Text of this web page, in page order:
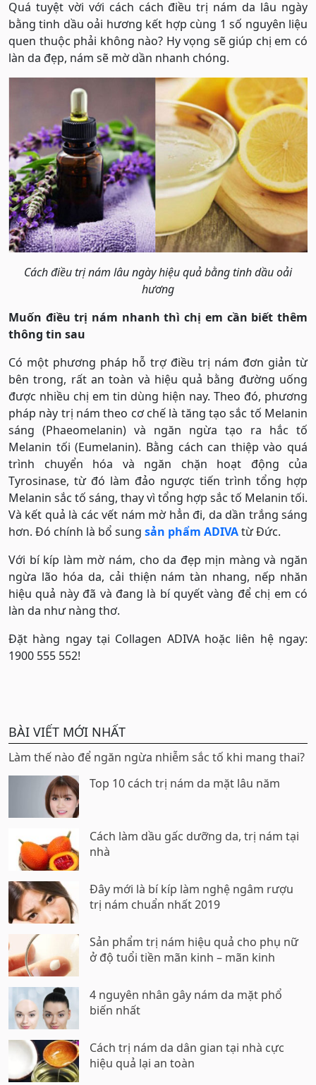
Quá tuyệt vời với cách cách điều trị nám da lâu ngày
bằng tinh dầu oải hương kết hợp cùng 1 số nguyên liệu
quen thuộc phải không nào? Hy vọng sẽ giúp chị em có
làn da đẹp, nám sẽ mờ dần nhanh chóng.
Cách điều trị nám lâu ngày hiệu quả bằng tinh dầu oải
hương
Muốn điều trị nám nhanh thì chị em cần biết thêm
thông tin sau
Có một phương pháp hỗ trợ điều trị nám đơn giản từ
bên trong, rất an toàn và hiệu quả bằng đường uống
được nhiều chị em tin dùng hiện nay. Theo đó, phương
pháp này trị nám theo cơ chế là tăng tạo sắc tố Melanin
sáng (Phaeomelanin) và ngăn ngừa tạo ra hắc tố
Melanin tối (Eumelanin). Bằng cách can thiệp vào quá
trình chuyển hóa và ngăn chặn hoạt động của
Tyrosinase, từ đó làm đảo ngược tiến trình tổng hợp
Melanin sắc tố sáng, thay vì tổng hợp sắc tố Melanin tối.
Và kết quả là các vết nám mờ hẳn đi, da dần trắng sáng
hơn. Đó chính là bổ sung sản phẩm ADIVAtừ Đức.
Với bí kíp làm mờ nám, cho da đẹp mịn màng và ngăn
ngừa lão hóa da, cải thiện nám tàn nhang, nếp nhăn
hiệu quả này đã và đang là bí quyết vàng để chị em có
làn da như nàng thơ.
Đặt hàng ngay tại Collagen ADIVA hoặc liên hệ ngay:
1900 555 552!
BÀI VIẾT MỚI NHẤT
Làm thế nào để ngăn ngừa nhiễm sắc tố khi mang thai?
Top 10 cách trị nám da mặt lâu năm
Cách làm dầu gấc dưỡng da, trị nám tại
nhà
Đây mới là bí kíp làm nghệ ngâm rượu
trị nám chuẩn nhất 2019
Sản phẩm trị nám hiệu quả cho phụ nữ
ở độ tuổi tiền mãn kinh – mãn kinh
4 nguyên nhân gây nám da mặt phổ
biến nhất
Cách trị nám da dân gian tại nhà cực
hiệu quả lại an toàn